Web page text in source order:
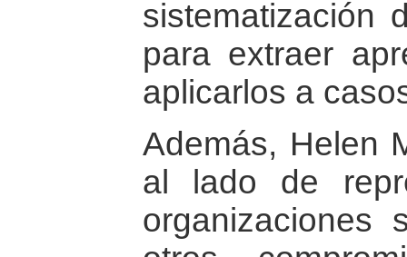
sistematización
para extraer
aplicarlos a
Además, Helen
al lado de
organizaciones